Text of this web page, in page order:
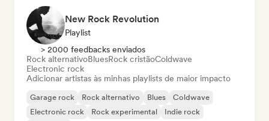
New Rock Revolution
Playlist
> 2000 feedbacks enviados
Rock alternativoBluesRock cristãoColdwave
Electronic rock
Adicionar artistas às minhas playlists de maior impacto
Garage rock Rock alternativo Blues
Coldwave
Electronic rock
Rock experimental
Indie rock